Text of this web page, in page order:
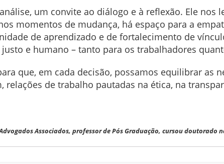
um convite ao diálogo e à reflexão. Ele
momentos de mudança, há espaço para a
de aprendizado e de fortalecimento de
e humano – tanto para os trabalhadores
que, em cada decisão, possamos equilibrar as
relações de trabalho pautadas na ética, na
Associados, professor de Pós Graduação, cursou doutorado